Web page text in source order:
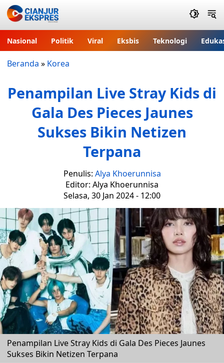
Nasional Politik Viral Eksbis Teknologi
Beranda » Korea
Penampilan Live Stray Kids di
Gala Des Pieces Jaunes
Sukses Bikin Netizen
Terpana
Penulis: Alya Khoerunnisa
Editor: Alya Khoerunnisa
Selasa, 30 Jan 2024 - 12:00
Penampilan Live Stray Kids di Gala Des Pieces Jaunes
Sukses Bikin Netizen Terpana